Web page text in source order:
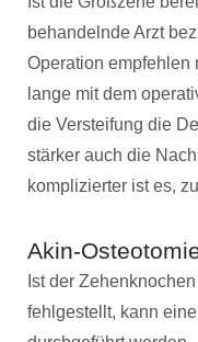
behandelnde Arzt
Operation empfehlen
lange mit dem
die Versteifung die
stärker auch die
komplizierter ist es,
Akin-
Ist der
fehlgestellt, kann